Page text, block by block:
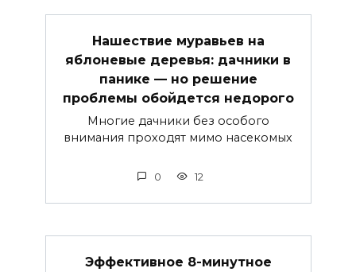
Нашествие муравьев на
яблоневые деревья: дачники в
панике — но решение
проблемы обойдется недорого
Многие дачники без особого
внимания проходят мимо насекомых
0 12
Эффективное 8-минутное